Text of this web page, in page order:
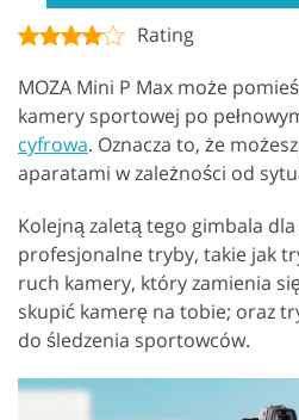
Rating
MOZA Mini P Max może
kamery sportowej po
cyfrowa. Oznacza to, że
aparatami w zależności od
Kolejną zaletą tego gimbala
profesjonalne tryby, takie jak
ruch kamery, który zamienia
skupić kamerę na tobie; oraz
do śledzenia sportowców.